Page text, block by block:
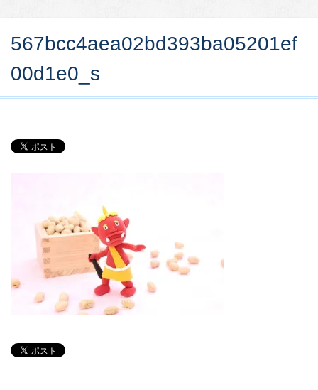
567bcc4aea02bd393ba05201ef
00d1e0_s